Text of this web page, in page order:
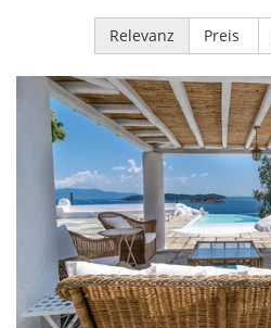
Relevanz Preis